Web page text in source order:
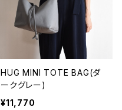
HUG MINI TOTE BAG(ダ
ークグレー)
¥11,770